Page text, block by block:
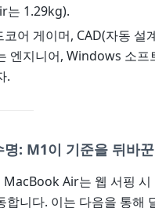
는 1.29kg).
코어 게이머, CAD(자동 설
엔지니어, Windows 소프
.
: M1이 기준을 뒤바
MacBook Air는 웹 서핑 시
합니다. 이는 다음을 통해